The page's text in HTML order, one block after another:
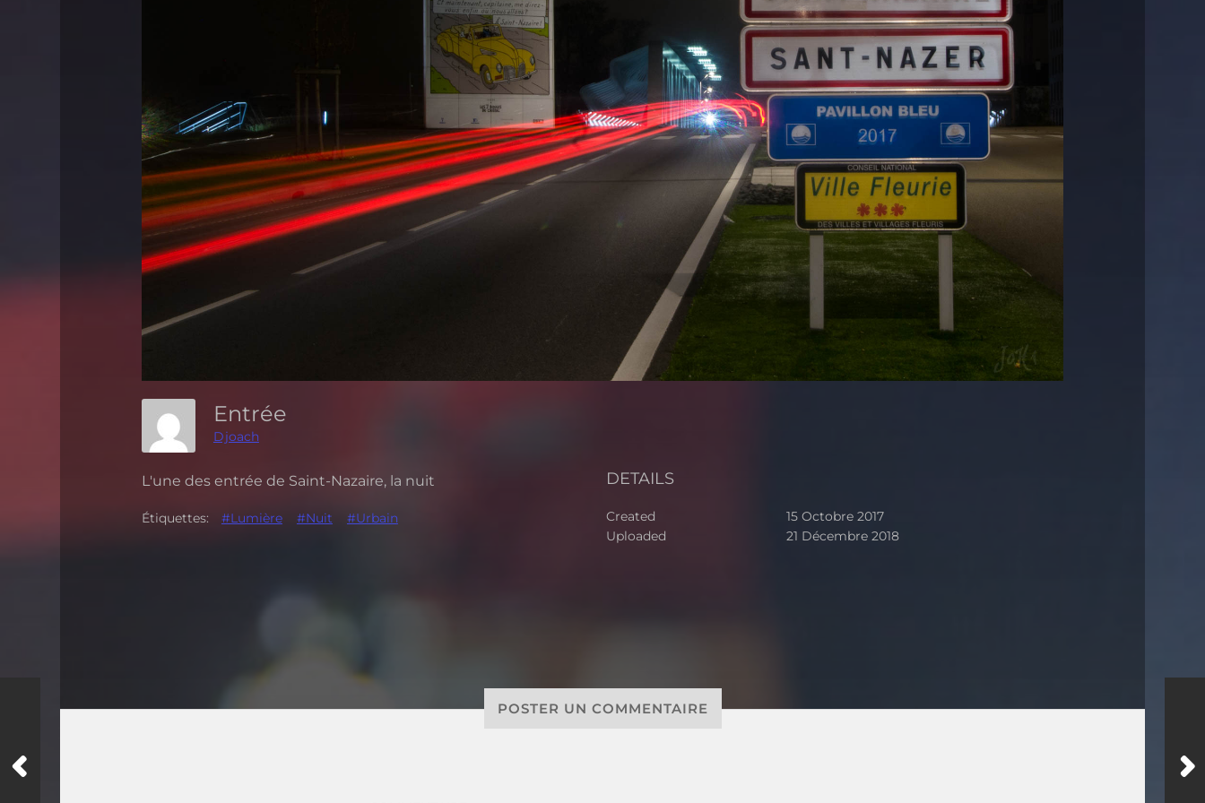
Entrée
Djoach
L'une des entrée de Saint-Nazaire, la nuit
Étiquettes: #Lumière #Nuit #Urbain
DETAILS
Created
15 Octobre 2017
Uploaded
21 Décembre 2018
POSTER UN COMMENTAIRE